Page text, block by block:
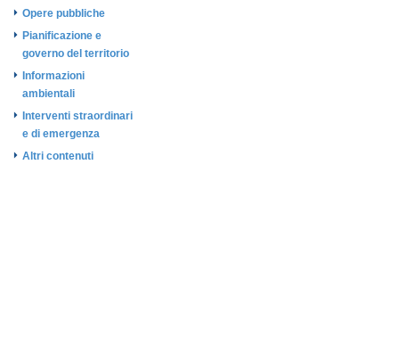
Opere pubbliche
Pianificazione e
governo del territorio
Informazioni
ambientali
Interventi straordinari
e di emergenza
Altri contenuti